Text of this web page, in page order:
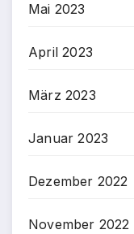
Mai 2023
April 2023
März 2023
Januar 2023
Dezember 2022
November 2022